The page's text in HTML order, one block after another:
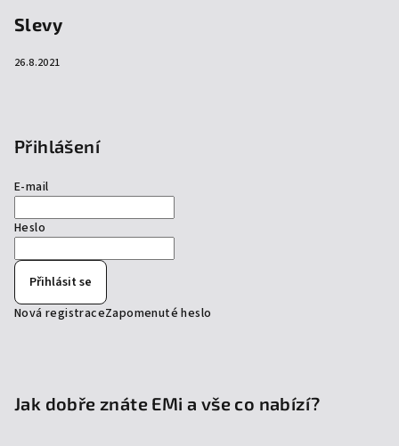
Slevy
26.8.2021
Přihlášení
E-mail
Heslo
Přihlásit se
Nová registraceZapomenuté heslo
Jak dobře znáte EMi a vše co nabízí?